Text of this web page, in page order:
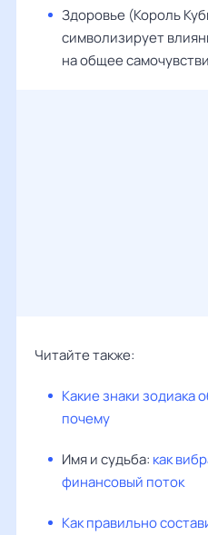
Здоровье (Король
символизирует
на общее
Читайте также:
Какие знаки зодиака
почему
Имя и судьба: как
финансовый поток
Как правильно